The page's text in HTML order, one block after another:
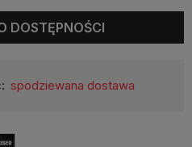
DOSTĘPNOŚCI
spodziewana dostawa